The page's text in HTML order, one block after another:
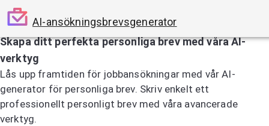
AI-ansökningsbrevsgenerator
Skapa ditt perfekta personliga brev med våra AI-
verktyg
Lås upp framtiden för jobbansökningar med vår AI-
generator för personliga brev. Skriv enkelt ett
professionellt personligt brev med våra avancerade
verktyg.